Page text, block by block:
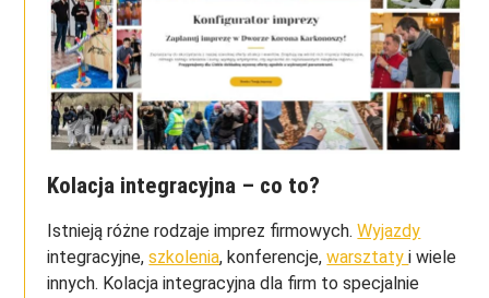
Kolacja integracyjna – co to?
Istnieją różne rodzaje imprez firmowych.Wyjazdy
integracyjne,szkolenia, konferencje,warsztatyi wiele
innych. Kolacja integracyjna dla firm to specjalnie